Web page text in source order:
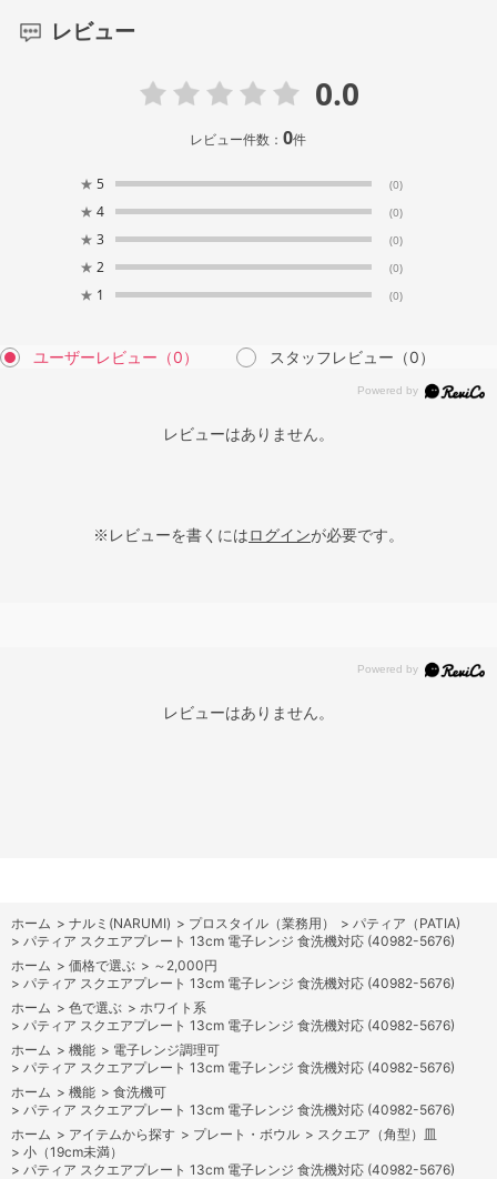
レビュー
0.0
レビュー件数：0件
★ 5 (0)
★ 4 (0)
★ 3 (0)
★ 2 (0)
★ 1 (0)
ユーザーレビュー （0） スタッフレビュー （0）
レビューはありません。
※レビューを書くにはログインが必要です。
レビューはありません。
ホーム > ナルミ(NARUMI) > プロスタイル（業務用） > パティア（PATIA)
> パティア スクエアプレート 13cm 電子レンジ 食洗機対応 (40982-5676)
ホーム > 価格で選ぶ > ～2,000円
> パティア スクエアプレート 13cm 電子レンジ 食洗機対応 (40982-5676)
ホーム > 色で選ぶ > ホワイト系
> パティア スクエアプレート 13cm 電子レンジ 食洗機対応 (40982-5676)
ホーム > 機能 > 電子レンジ調理可
> パティア スクエアプレート 13cm 電子レンジ 食洗機対応 (40982-5676)
ホーム > 機能 > 食洗機可
> パティア スクエアプレート 13cm 電子レンジ 食洗機対応 (40982-5676)
ホーム > アイテムから探す > プレート・ボウル > スクエア（角型）皿
> 小（19cm未満）
> パティア スクエアプレート 13cm 電子レンジ 食洗機対応 (40982-5676)